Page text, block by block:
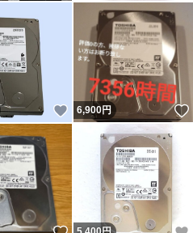
いいね！
6,900円